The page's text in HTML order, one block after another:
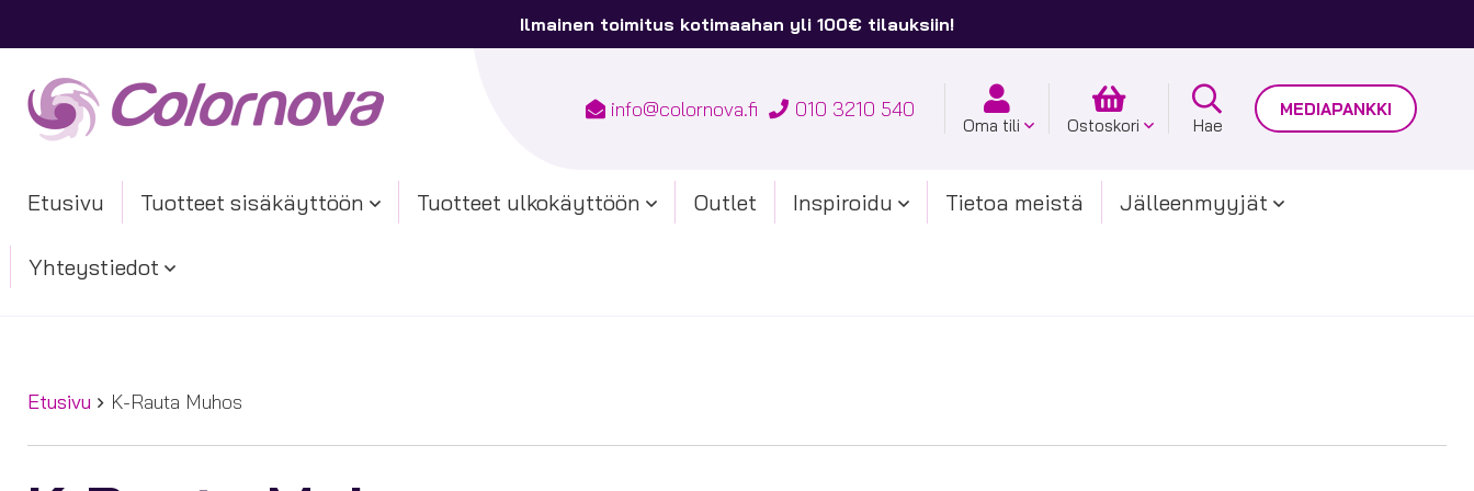
Ilmainen toimitus kotimaahan yli 100€ tilauksiin!
info@colornova.fi 010 3210 540
Oma tili Ostoskori Hae
MEDIAPANKKI
Etusivu Tuotteet sisäkäyttöön Tuotteet ulkokäyttöön Outlet Inspiroidu Tietoa meistä Jälleenmyyjät
Yhteystiedot
Etusivu K-Rauta Muhos